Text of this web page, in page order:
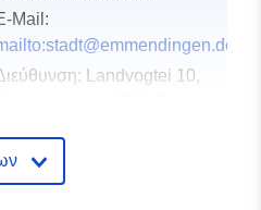
Mail:
Landvogtei 10,
URL:
www.emmendingen.de